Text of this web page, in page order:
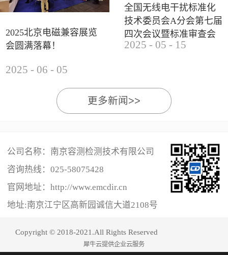
2025北京电磁兼容展览
会圆满落幕！
2025 - 06 - 05
全国无线电干扰标准化
技术委员会A分会第七届
四次会议暨标准审查会
成功举办
2025 - 05 - 15
更多新闻>>
公司名称：南京容测检测技术有限公司
咨询热线： 025-58075428
官网地址：http://www.emcdir.cn
地址:南京江宁区高新园诚信大道2108号
Copyright © 2018-2021.All Rights Reserved
犀牛云提供企业云服务